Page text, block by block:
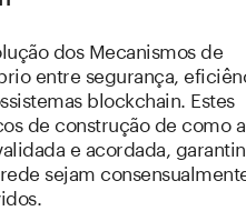
dos Mecanismos de
entre segurança,
blockchain. Estes
de construção de como a
e acordada,
sejam